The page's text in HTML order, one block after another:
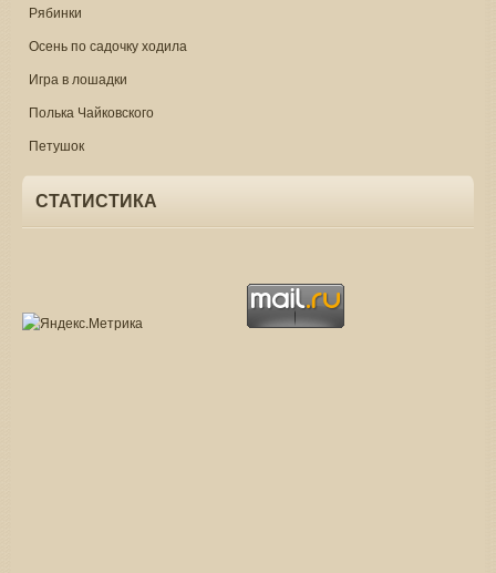
Рябинки
Осень по садочку ходила
Игра в лошадки
Полька Чайковского
Петушок
СТАТИСТИКА